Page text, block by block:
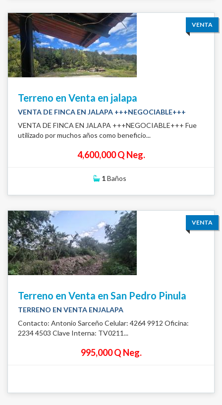
VENTA
Terreno en Venta en jalapa
VENTA DE FINCA EN JALAPA +++NEGOCIABLE+++
VENTA DE FINCA EN JALAPA +++NEGOCIABLE+++ Fue
utilizado por muchos años como beneficio...
4,600,000 Q Neg.
1Baños
VENTA
Terreno en Venta en San Pedro Pinula
TERRENO EN VENTA ENJALAPA
Contacto: Antonio Sarceño Celular: 4264 9912 Oficina:
2234 4503 Clave Interna: TV0211...
995,000 Q Neg.